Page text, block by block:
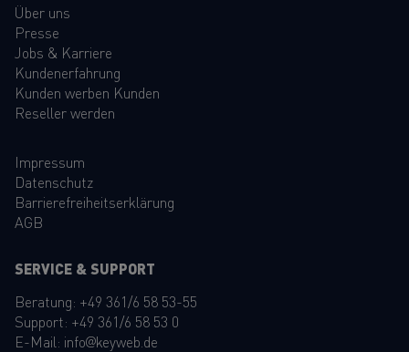
Über uns
Presse
Jobs & Karriere
Kundenerfahrung
Kunden werben Kunden
Reseller werden
Impressum
Datenschutz
Barrierefreiheitserklärung
AGB
SERVICE & SUPPORT
Beratung: +49 361/6 58 53-55
Support: +49 361/6 58 53 0
E-Mail: info@keyweb.de